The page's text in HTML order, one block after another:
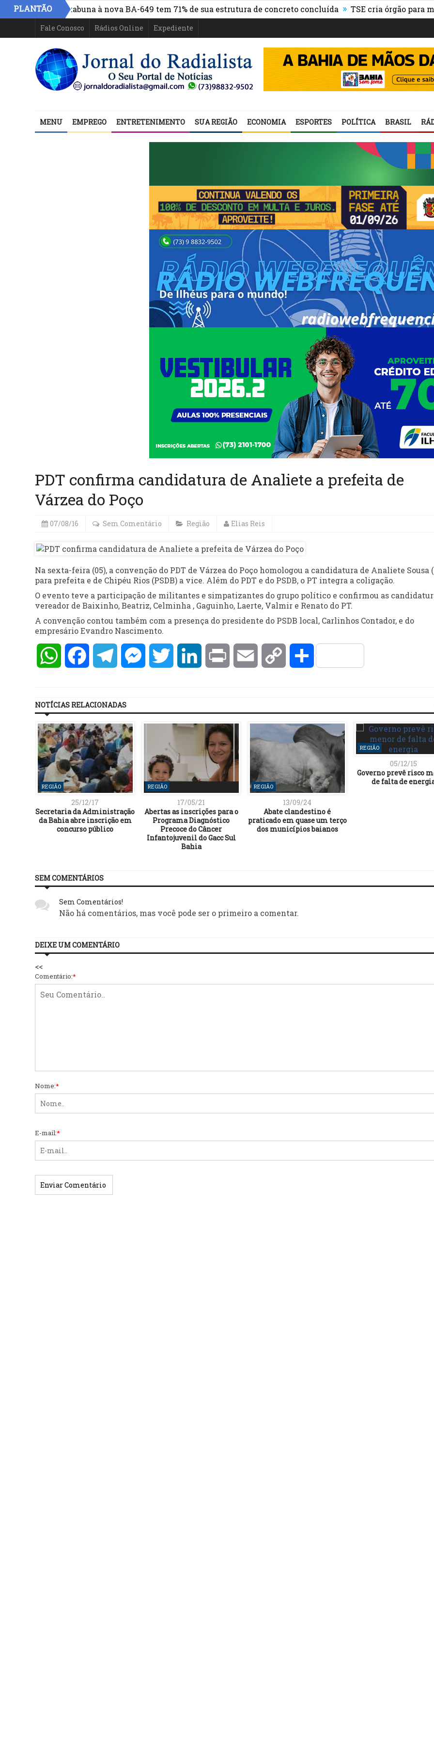
PLANTÃO
de Itabuna à nova BA-649 tem 71% de sua estrutura de concreto concluída » TSE cria órgão para
Fale Conosco Rádios Online Expediente
MENU EMPREGO ENTRETENIMENTO SUA REGIÃO ECONOMIA ESPORTES POLÍTICA BRASIL
PDT confirma candidatura de Analiete a prefeita de
Várzea do Poço
07/08/16 Sem Comentário Região Elias Reis
Na sexta-feira (05), a convenção do PDT de Várzea do Poço homologou a candidatura de Analiete Sousa
para prefeita e de Chipéu Rios (PSDB) a vice. Além do PDT e do PSDB, o PT integra a coligação.
O evento teve a participação de militantes e simpatizantes do grupo político e confirmou as
vereador de Baixinho, Beatriz, Celminha , Gaguinho, Laerte, Valmir e Renato do PT.
A convenção contou também com a presença do presidente do PSDB local, Carlinhos Contador, e do
empresário Evandro Nascimento.
WhatsAppFacebookTelegramMessengerTwitter LinkedInPrint Email Copy Compartilhar
NOTÍCIAS RELACIONADAS
REGIÃO
25/12/17
Secretaria da Administração
da Bahia abre inscrição em
concurso público
REGIÃO
17/05/21
Abertas as inscrições para o
Programa Diagnóstico
Precoce do Câncer
Infantojuvenil do Gacc Sul
Bahia
REGIÃO
13/09/24
Abate clandestino é
praticado em quase um terço
dos municípios baianos
REGIÃO
05/12/15
Governo prevê risco
de falta de
SEM COMENTÁRIOS
Sem Comentários!
Não há comentários, mas você pode ser o primeiro a comentar.
DEIXE UM COMENTÁRIO
<<
Comentário:*
Nome:*
E-mail:*